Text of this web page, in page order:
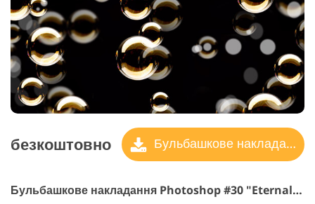
безкоштовно Бульбашкове накладання
Бульбашкове накладання Photoshop #30 "Eternal Beauty"